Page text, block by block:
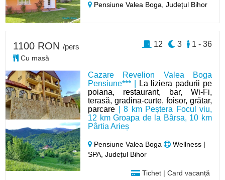
Pensiune Valea Boga,Județul Bihor
Cazare Revelion Valea Boga
Pensiune*** |
La liziera padurii pe
poiana, restaurant, bar, Wi-Fi,
terasă, gradina-curte, foisor, grătar,
parcare | 8 km Peștera Focul viu,
12 km Groapa de la Bârsa, 10 km
Pârtia Arieș
Pensiune Valea Boga
Wellness |
SPA, Județul Bihor
Tichet | Card vacanță
1100 RON /pers
Cu masă
1 - 36
3
12